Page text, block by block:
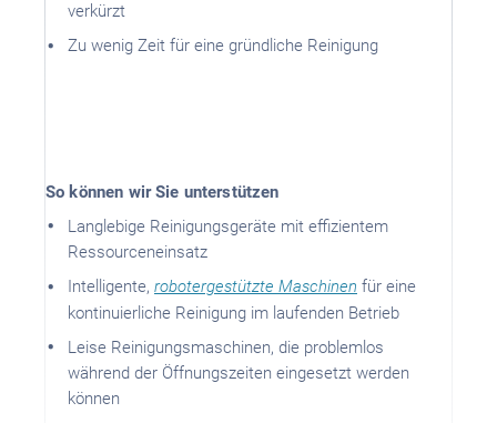
verkürzt
Zu wenig Zeit für eine gründliche Reinigung
So können wir Sie unterstützen
Langlebige Reinigungsgeräte mit effizientem
Ressourceneinsatz
Intelligente, robotergestützte Maschinen für eine
kontinuierliche Reinigung im laufenden Betrieb
Leise Reinigungsmaschinen, die problemlos
während der Öffnungszeiten eingesetzt werden
können